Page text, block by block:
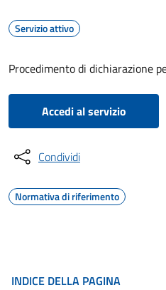
Servizio attivo
Procedimento di dichiarazione
Accedi al servizio
Condividi
Normativa di riferimento
INDICE DELLA PAGINA